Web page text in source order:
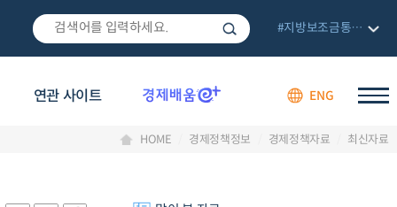
연관 사이트 ENG
#지방보조금통합관리망
HOME 경제정책정보 경제정책자료 최신자료